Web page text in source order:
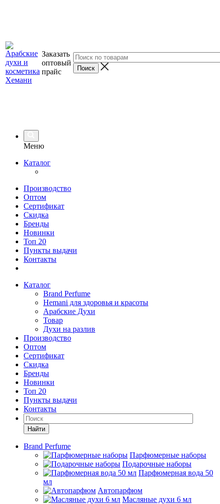
Заказать
оптовый
прайс
Меню
Каталог
Производство
Оптом
Сертификат
Скидка
Бренды
Новинки
Топ 20
Пункты выдачи
Контакты
Каталог
Brand Perfume
Hemani для здоровья и красоты
Арабские Духи
Товар
Духи на разлив
Производство
Оптом
Сертификат
Скидка
Бренды
Новинки
Топ 20
Пункты выдачи
Контакты
Найти
Brand Perfume
Парфюмерные наборы
Подарочные наборы
Парфюмерная вода 50
мл
Автопарфюм
Масляные духи 6 мл